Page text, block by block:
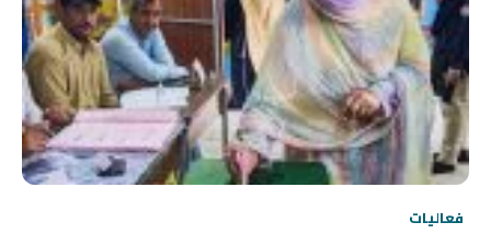
فعاليات